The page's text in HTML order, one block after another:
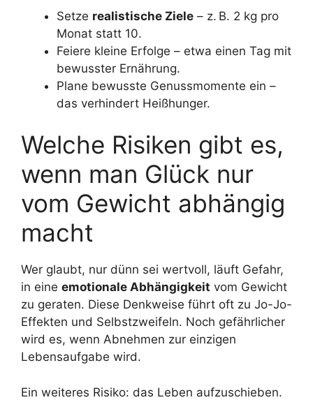
Setze realistische Ziele – z. B. 2 kg pro
Monat statt 10.
Feiere kleine Erfolge – etwa einen Tag mit
bewusster Ernährung.
Plane bewusste Genussmomente ein –
das verhindert Heißhunger.
Welche Risiken gibt es,
wenn man Glück nur
vom Gewicht abhängig
macht
Wer glaubt, nur dünn sei wertvoll, läuft Gefahr,
in eine emotionale Abhängigkeit vom Gewicht
zu geraten. Diese Denkweise führt oft zu Jo-Jo-
Effekten und Selbstzweifeln. Noch gefährlicher
wird es, wenn Abnehmen zur einzigen
Lebensaufgabe wird.
Ein weiteres Risiko: das Leben aufzuschieben.